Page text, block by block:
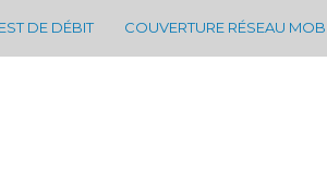
DE DÉBIT COUVERTURE RÉSEAU